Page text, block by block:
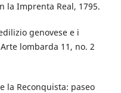
la Imprenta Real, 1795.
genovese e i
lombarda 11, no. 2
la Reconquista: paseo